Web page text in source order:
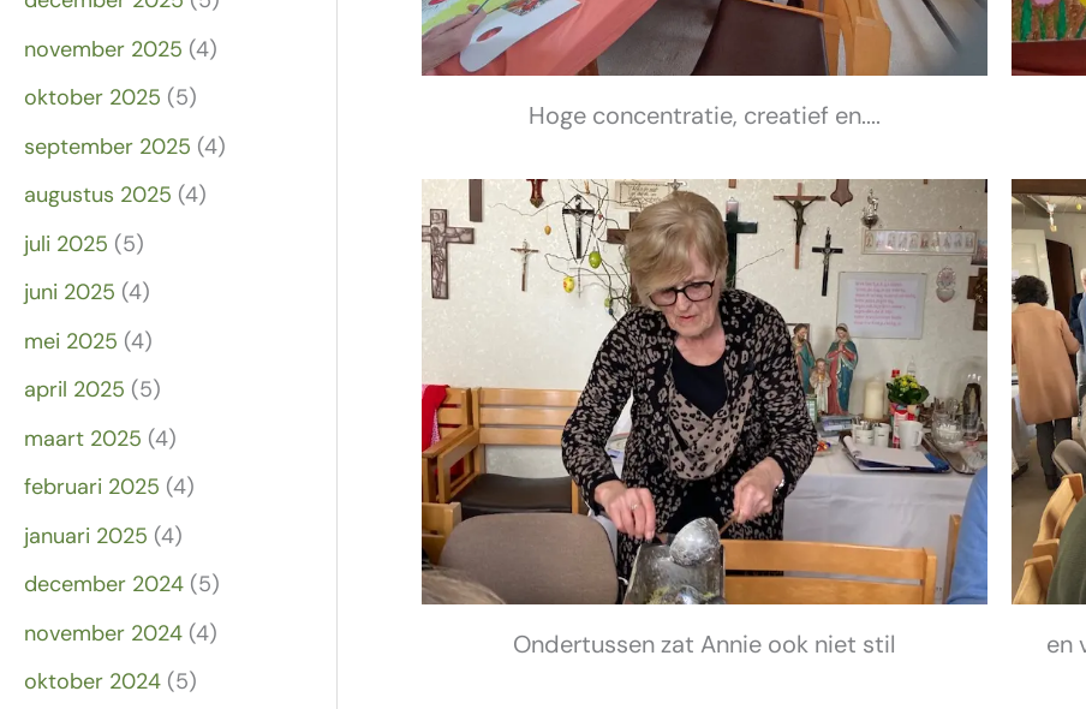
november 2025 (4)
oktober 2025 (5)
september 2025 (4)
augustus 2025 (4)
juli 2025 (5)
juni 2025 (4)
mei 2025 (4)
april 2025 (5)
maart 2025 (4)
februari 2025 (4)
januari 2025 (4)
december 2024 (5)
november 2024 (4)
oktober 2024 (5)
Hoge concentratie, creatief en....
Ondertussen zat Annie ook niet stil en